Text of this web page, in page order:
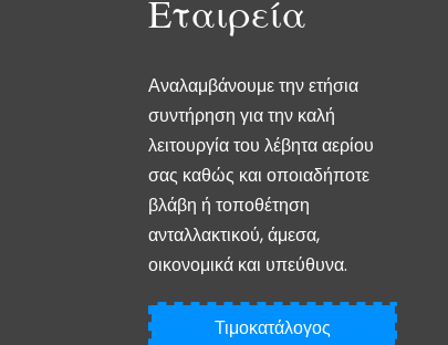
Εταιρεία
Αναλαμβάνουμε την ετήσια
συντήρηση για την καλή
λειτουργία του λέβητα αερίου
σας καθώς και οποιαδήποτε
βλάβη ή τοποθέτηση
ανταλλακτικού, άμεσα,
οικονομικά και υπεύθυνα.
Τιμοκατάλογος